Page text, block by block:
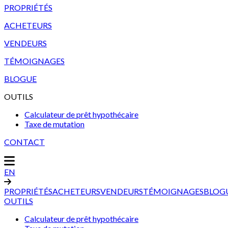
PROPRIÉTÉS
ACHETEURS
VENDEURS
TÉMOIGNAGES
BLOGUE
OUTILS
Calculateur de prêt hypothécaire
Taxe de mutation
CONTACT
EN
PROPRIÉTÉSACHETEURSVENDEURSTÉMOIGNAGES
OUTILS
Calculateur de prêt hypothécaire